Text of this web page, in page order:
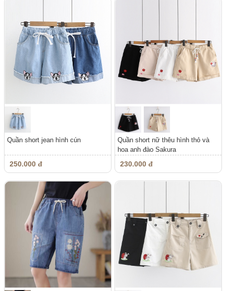
Quần short jean hình cún
250.000 đ
Quần short nữ thêu hình thỏ và
hoa anh đào Sakura
230.000 đ